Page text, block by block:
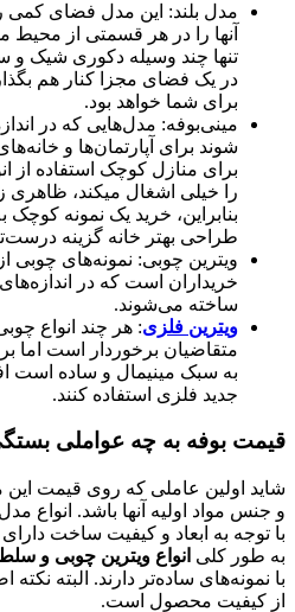
مدل بلند: این مدل فضای کمی
آنها را در هر قسمتی از محیط
تنها چند وسیله دکوری شیک و
در یک فضای مجزا کنار هم
برای شما خواهد بود.
مینی‌­بوفه: مدل‌­هایی که در
شوند برای آپارتمان­‌ها و
برای منازل کوچک استفاده از
را خیلی اشغال می­کند،
بنابراین، خرید یک نمونه
طراحی بهتر خانه گزینه
ویترین چوبی: نمونه‌­های چوبی
خریداران است که در
ساخته می­‌شوند.
ویترین فلزی: هر چند انواع
متقاضیان برخوردار است اما
به سبک مینیمال و ساده است
جدید فلزی استفاده کنند.
قیمت بوفه به چه عواملی
شاید اولین عاملی که روی قیمت این
و جنس مواد اولیه آنها باشد. انواع
با توجه به ابعاد و کیفیت ساخت
به­ طور کلی انواع ویترین چوبی و
با نمونه‌­های ساده­‌تر دارند. البته
از کیفیت محصول است.